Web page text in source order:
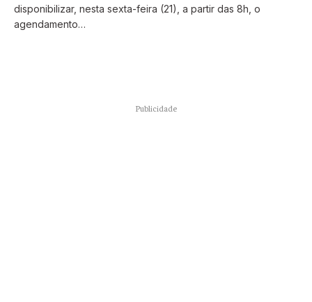
disponibilizar, nesta sexta-feira (21), a partir das 8h, o
agendamento…
Publicidade